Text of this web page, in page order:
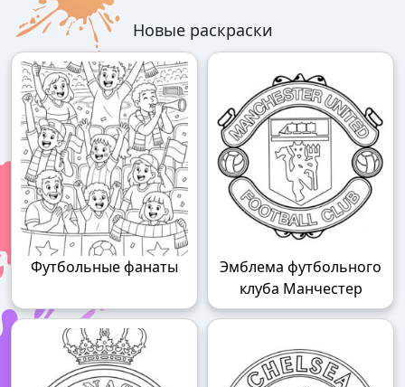
Новые раскраски
Футбольные фанаты
Эмблема футбольного
клуба Манчестер